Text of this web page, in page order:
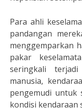
Para ahli
pandangan
menggemparkan
pakar
seringkali
manusia,
pengemudi untuk
kondisi kendaraan